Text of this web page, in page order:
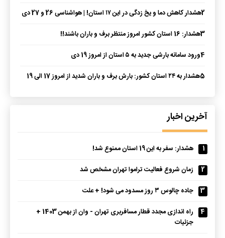
2
هشدار کاهش دما و یخ‌ زدگی در این ۱۷ استان! | هواشناسی 26 و 27 دی
3هشدار: 16 استان کشور امروز منتظر برف و باران باشند!!
4ورود سامانه بارشی جدید به ۵ استان از امروز 19 دی
5
هشدار به ۲۴ استان کشور: بارش برف و باران شدید از امروز 17 الی 19
آخرین اخبار
1
هشدار: سفر به این 19 استان‌ ممنوع شد!
2
زمان شروع فعالیت تراموا تهران مشخص شد
3
جاده چالوس ۳ روز مسدود می‌ شود! + علت
4
راه اندازی مجدد قطار مسافربری تهران - وان از بهمن‌ 1403 +
جزئیات